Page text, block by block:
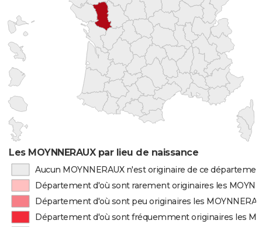
Les MOYNNERAUX par lieu de naissance
Aucun MOYNNERAUX n'est originaire de ce
Département d'où sont rarement originaires les
Département d'où sont peu originaires les
Département d'où sont fréquemment originaires les